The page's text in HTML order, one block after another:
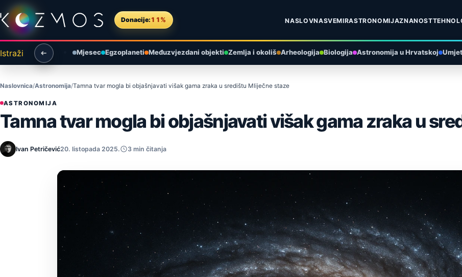
Preskoči na sadržaj
Donacije: 11% NASLOVNASVEMIRASTRONOMIJAZNANOST
Istraži Mjesec Egzoplaneti Međuzvjezdani objekti Zemlja i okoliš Arheologija Biologija Astronomija u Hrvatskoj
Naslovnica Astronomija Tamna tvar mogla bi objašnjavati višak gama zraka u središtu Mliječne staze
ASTRONOMIJA
Tamna tvar mogla bi objašnjavati višak gama zraka u
Ivan Petričević20. listopada 2025. 3 min čitanja